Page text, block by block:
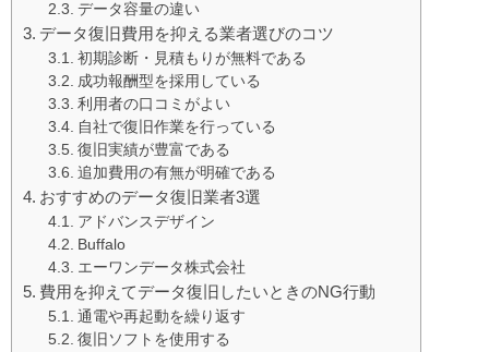
データ容量の違い
データ復旧費用を抑える業者選びのコツ
初期診断・見積もりが無料である
成功報酬型を採用している
利用者の口コミがよい
自社で復旧作業を行っている
復旧実績が豊富である
追加費用の有無が明確である
おすすめのデータ復旧業者3選
アドバンスデザイン
Buffalo
エーワンデータ株式会社
費用を抑えてデータ復旧したいときのNG行動
通電や再起動を繰り返す
復旧ソフトを使用する